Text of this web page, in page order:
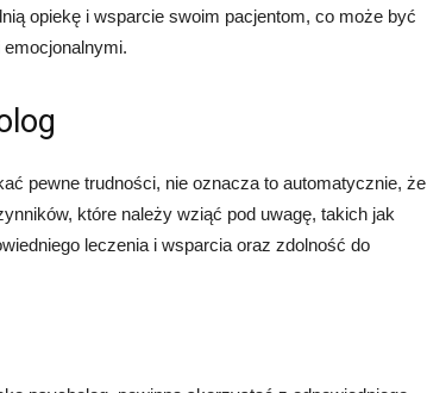
opiekę i wsparcie swoim pacjentom, co może być
pewne trudności, nie oznacza to automatycznie, że
które należy wziąć pod uwagę, takich jak
leczenia i wsparcia oraz zdolność do